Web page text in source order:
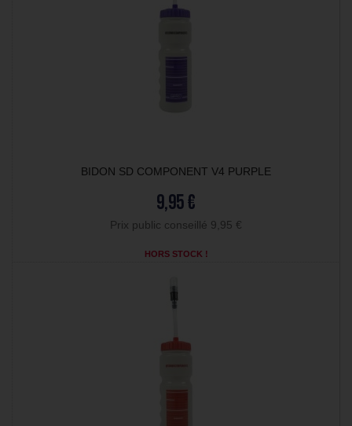
BIDON SD COMPONENT V4 PURPLE
9,95 €
Prix public conseillé 9,95 €
HORS STOCK !